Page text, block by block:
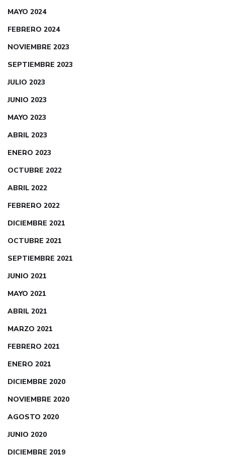
MAYO 2024
FEBRERO 2024
NOVIEMBRE 2023
SEPTIEMBRE 2023
JULIO 2023
JUNIO 2023
MAYO 2023
ABRIL 2023
ENERO 2023
OCTUBRE 2022
ABRIL 2022
FEBRERO 2022
DICIEMBRE 2021
OCTUBRE 2021
SEPTIEMBRE 2021
JUNIO 2021
MAYO 2021
ABRIL 2021
MARZO 2021
FEBRERO 2021
ENERO 2021
DICIEMBRE 2020
NOVIEMBRE 2020
AGOSTO 2020
JUNIO 2020
DICIEMBRE 2019